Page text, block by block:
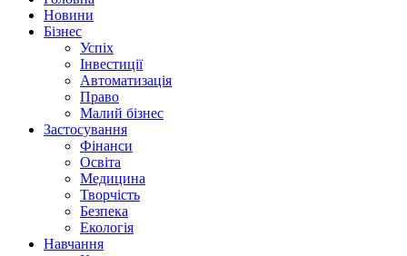
Новини
Бізнес
Успіх
Інвестиції
Автоматизація
Право
Малий бізнес
Застосування
Фінанси
Освіта
Медицина
Творчість
Безпека
Екологія
Навчання